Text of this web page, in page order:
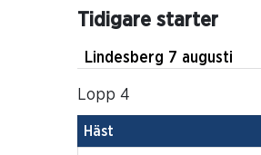
1 BARRIQUE WINE
6 ONE BIG BANG
Tidigare starter
Lindesberg 7 augusti
Lopp 4
Häst